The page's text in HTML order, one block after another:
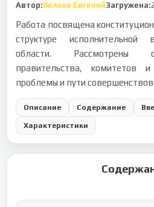
Автор:Волков ЕвгенийЗагружена:
Работа посвящена
структуре исполнительной
области. Рассмотрены
правительства, комитетов
проблемы и пути
Описание Содержание
Характеристики